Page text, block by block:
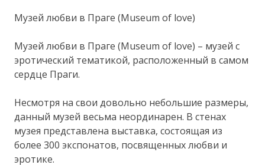
Музей любви в Праге (Museum of love)
Музей любви в Праге (Museum of love) – музей с
эротический тематикой, расположенный в самом
сердце Праги.
Несмотря на свои довольно небольшие размеры,
данный музей весьма неординарен. В стенах
музея представлена выставка, состоящая из
более 300 экспонатов, посвященных любви и
эротике.